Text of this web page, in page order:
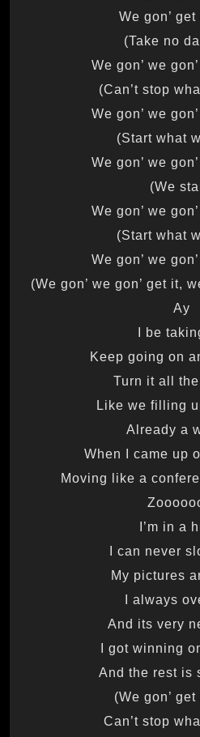
We gon’
We gon’ we
We gon’ we
We gon’ we
We gon’ we
We gon’ we
Ay
I be
Keep going on
Turn it all
Like we filling
Already a
When I came up
Moving like a
I’m in a
I can never
My pictures
I always
And its very
I got winning
And the rest is
Can’t stop